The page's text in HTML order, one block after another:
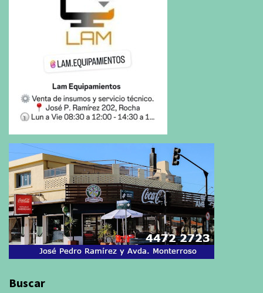
Buscar